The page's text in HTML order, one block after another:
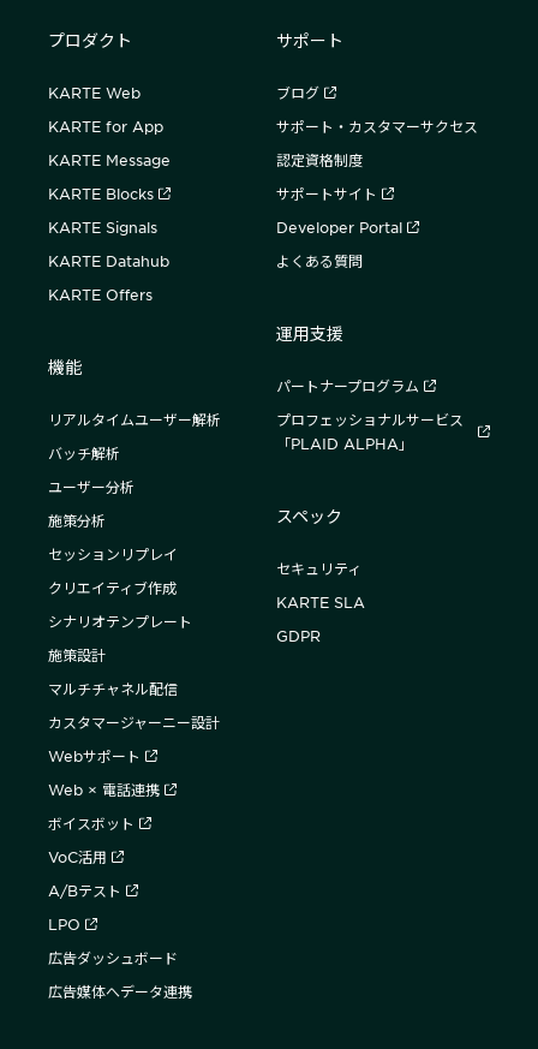
プロダクト
KARTE Web
KARTE for App
KARTE Message
KARTE Blocks
KARTE Signals
KARTE Datahub
KARTE Offers
機能
リアルタイムユーザー解析
バッチ解析
ユーザー分析
施策分析
セッションリプレイ
クリエイティブ作成
シナリオテンプレート
施策設計
マルチチャネル配信
カスタマージャーニー設計
Webサポート
Web × 電話連携
ボイスボット
VoC活用
A/Bテスト
LPO
広告ダッシュボード
広告媒体へデータ連携
サポート
ブログ
サポート・カスタマーサクセス
認定資格制度
サポートサイト
Developer Portal
よくある質問
運用支援
パートナープログラム
プロフェッショナルサービス
「PLAID ALPHA」
スペック
セキュリティ
KARTE SLA
GDPR